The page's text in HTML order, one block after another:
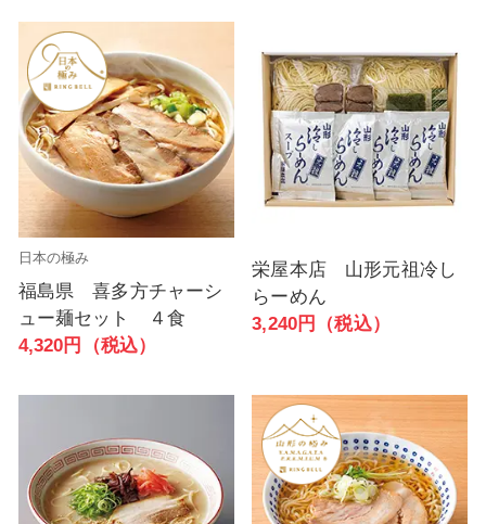
日本の極み
福島県 喜多方チャーシ
ュー麺セット ４食
4,320円（税込）
栄屋本店 山形元祖冷し
らーめん
3,240円（税込）